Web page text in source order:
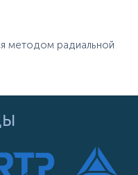
методом радиальной